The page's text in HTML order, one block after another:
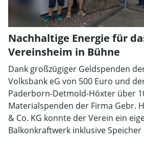
Nachhaltige Energie für
Vereinsheim in Bühne
Dank großzügiger Geldspenden
Volksbank eG von 500 Euro und
Paderborn-Detmold-Höxter über
Materialspenden der Firma Gebr.
& Co. KG konnte der Verein ein
Balkonkraftwerk inklusive